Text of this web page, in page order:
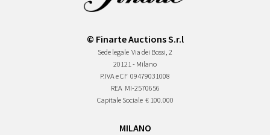
© Finarte Auctions S.r.l
Sede legale Via dei Bossi, 2
20121 - Milano
P.IVA e CF 09479031008
REA MI-2570656
Capitale Sociale € 100.000
MILANO